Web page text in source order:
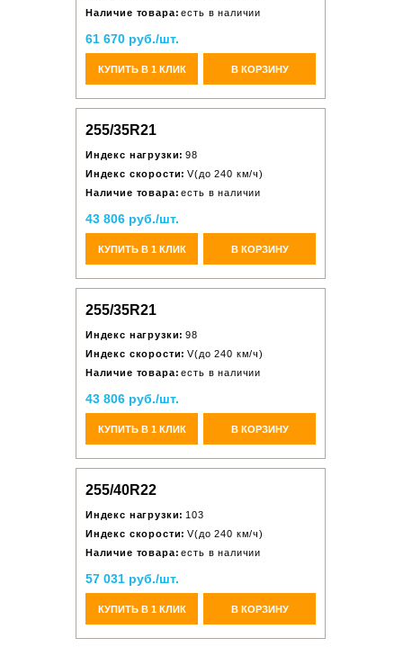
Наличие товара: есть в наличии
61 670 руб./шт.
КУПИТЬ В 1 КЛИК В КОРЗИНУ
255/35R21
Индекс нагрузки: 98
Индекс скорости: V(до 240 км/ч)
Наличие товара: есть в наличии
43 806 руб./шт.
КУПИТЬ В 1 КЛИК В КОРЗИНУ
255/35R21
Индекс нагрузки: 98
Индекс скорости: V(до 240 км/ч)
Наличие товара: есть в наличии
43 806 руб./шт.
КУПИТЬ В 1 КЛИК В КОРЗИНУ
255/40R22
Индекс нагрузки: 103
Индекс скорости: V(до 240 км/ч)
Наличие товара: есть в наличии
57 031 руб./шт.
КУПИТЬ В 1 КЛИК В КОРЗИНУ